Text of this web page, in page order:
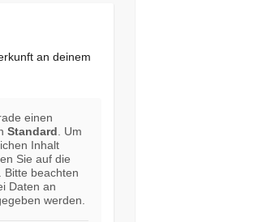
an deinem
einen
Standard . Um
Inhalt
Sie auf die
Bitte beachten
Daten an
werden.